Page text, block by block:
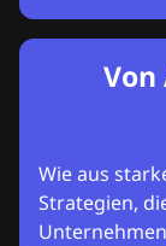
Wie aus
Strategien,